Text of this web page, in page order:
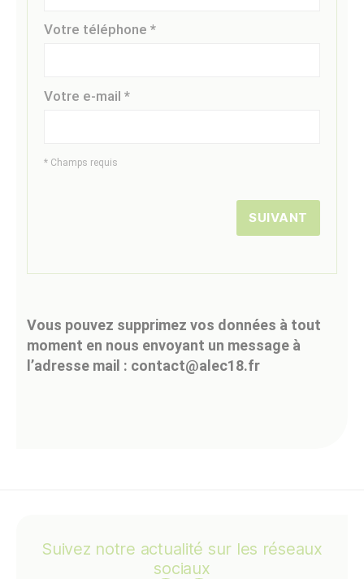
Votre téléphone *
Votre e-mail *
* Champs requis
SUIVANT
Vous pouvez supprimez vos données à tout
moment en nous envoyant un message à
l’adresse mail : contact@alec18.fr